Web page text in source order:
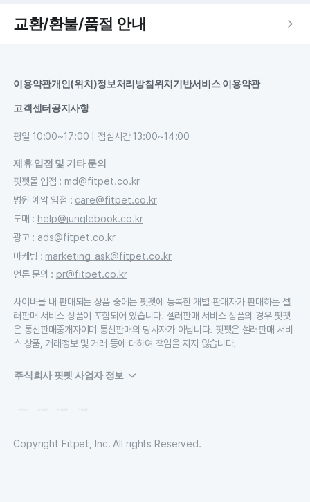
교환/환불/품절 안내
이용약관개인(위치)정보처리방침위치기반서비스 이용약관
고객센터 공지사항
평일 10:00~17:00 | 점심시간 13:00~14:00
제휴 입점 및 기타 문의
핏펫몰 입점 : md@fitpet.co.kr
병원 예약 입점 : care@fitpet.co.kr
도매 : help@junglebook.co.kr
광고: ads@fitpet.co.kr
마케팅 : marketing_ask@fitpet.co.kr
언론 문의 : pr@fitpet.co.kr
사이버몰 내 판매되는 상품 중에는 핏펫에 등록한 개별 판매자가 판매하는 셀
러판매 서비스 상품이 포함되어 있습니다. 셀러판매 서비스 상품의 경우 핏펫
은 통신판매중개자이며 통신판매의 당사자가 아닙니다. 핏펫은 셀러판매 서비
스 상품, 거래정보 및 거래 등에 대하여 책임을 지지 않습니다.
주식회사 핏펫 사업자 정보
Copyright Fitpet, Inc. All rights Reserved.